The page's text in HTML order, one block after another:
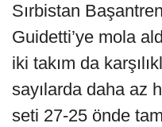
Sırbistan
Guidetti’ye mola
iki takım da
sayılarda daha az
seti 27-25 önde